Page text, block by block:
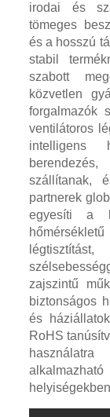
irodai és
tömeges
és a hosszú
stabil
szabott
közvetlen
forgalmazók
ventilátoros
intelligens
szállítanak,
partnerek
egyesíti a
zajszintű
biztonságos
és
RoHS